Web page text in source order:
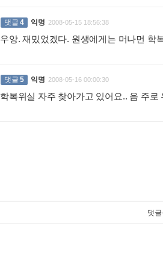
댓글4 익명 2008-05-15 18:56:38
우앙. 재밌었겠다. 원생에게는 머나먼 학
댓글5 익명 2008-05-16 00:00:30
학복위실 자주 찾아가고 있어요.. 음 주로
댓